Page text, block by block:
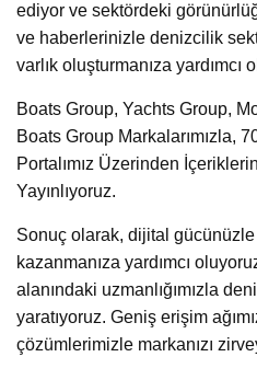
ediyor ve sektördeki
ve haberlerinizle denizcilik
varlık oluşturmanıza yardımcı
Boats Group, Yachts Group,
Boats Group Markalarımızla,
Portalımız Üzerinden
Yayınlıyoruz.
Sonuç olarak, dijital
kazanmanıza yardımcı
alanındaki uzmanlığımızla
yaratıyoruz. Geniş erişim
çözümlerimizle markanızı